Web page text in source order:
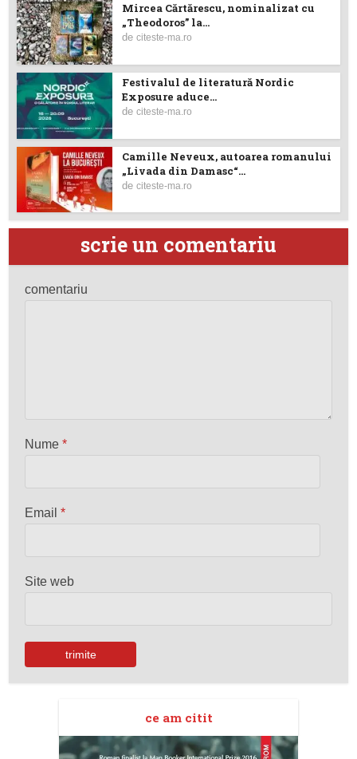
Mircea Cărtărescu, nominalizat cu
„Theodoros” la...
deciteste-ma.ro
Festivalul de literatură Nordic
Exposure aduce...
deciteste-ma.ro
Camille Neveux, autoarea romanului
„Livada din Damasc“...
deciteste-ma.ro
scrie un comentariu
comentariu
Nume*
Email*
Site web
ce am citit